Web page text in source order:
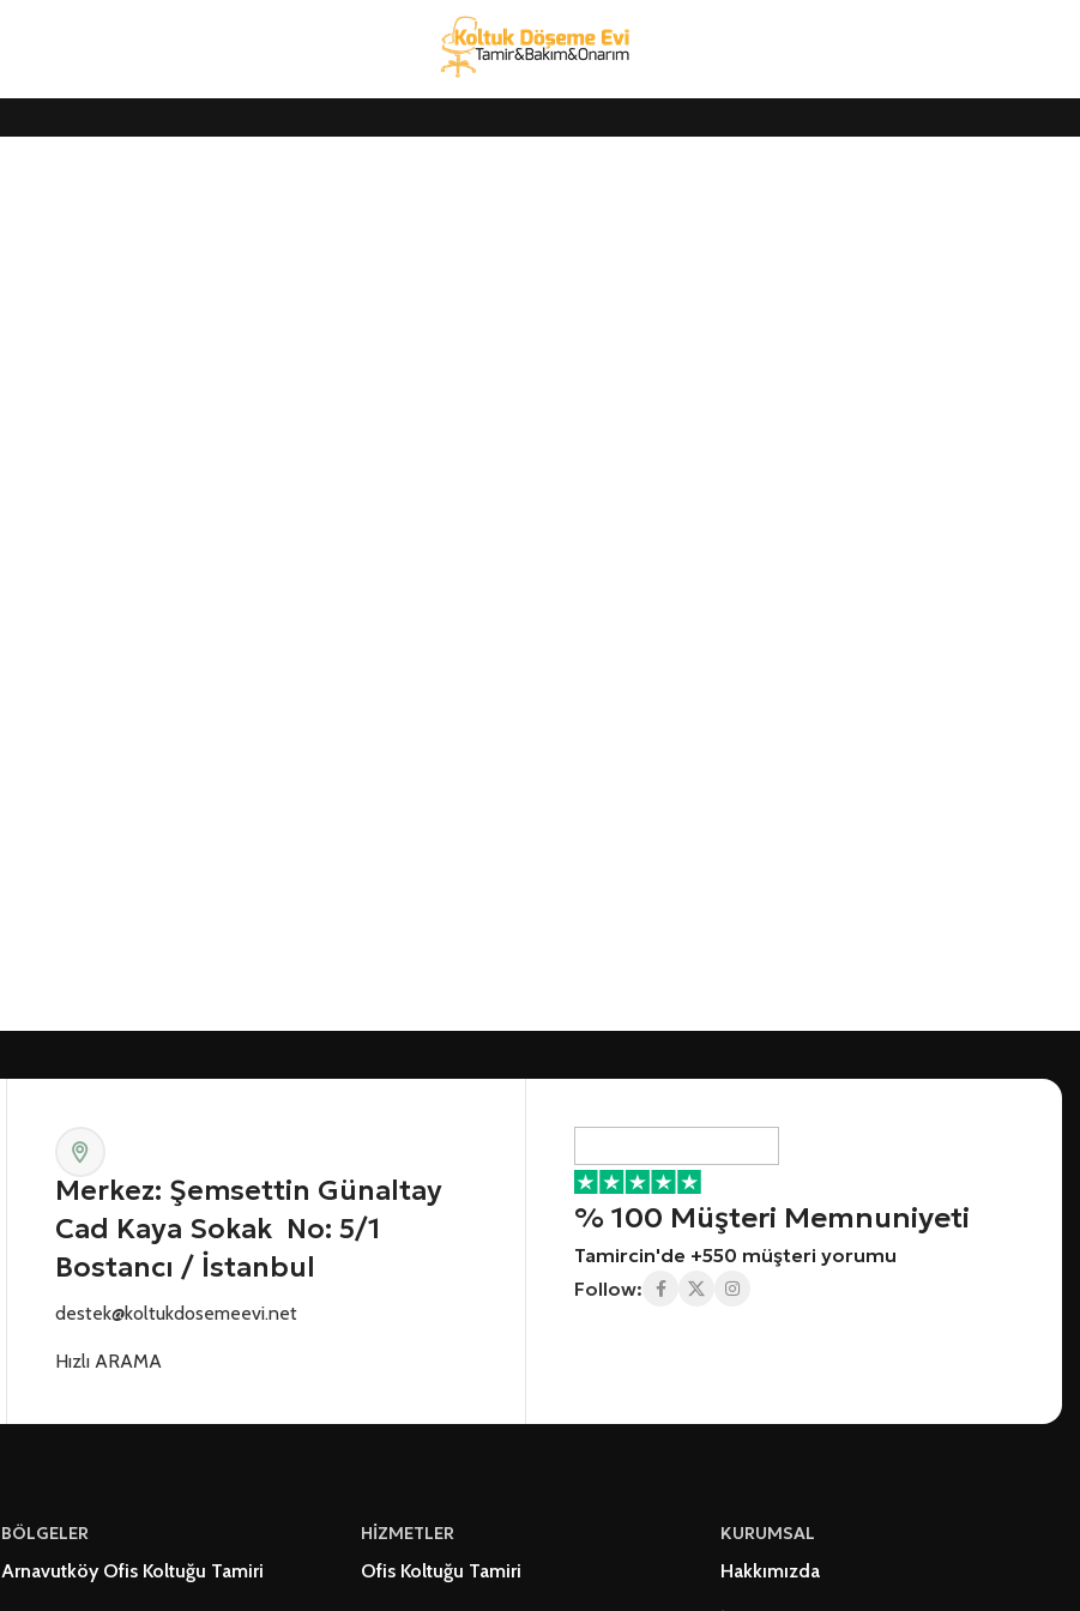
Merkez: Şemsettin Günaltay
Cad Kaya Sokak No: 5/1
Bostancı / İstanbul
destek@koltukdosemeevi.net
Hızlı ARAMA
% 100 Müşteri Memnuniyeti
Tamircin'de +550 müşteri yorumu
Follow:
BÖLGELER
Arnavutköy Ofis Koltuğu Tamiri
HİZMETLER
Ofis Koltuğu Tamiri
KURUMSAL
Hakkımızda